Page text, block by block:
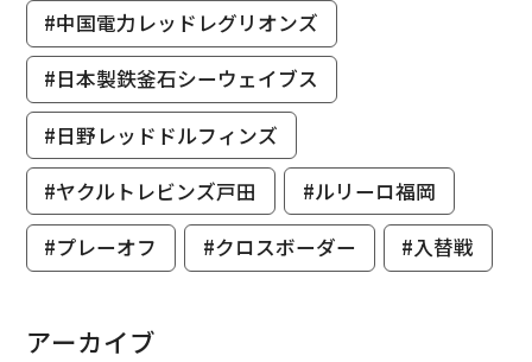
#中国電力レッドレグリオンズ
#日本製鉄釜石シーウェイブス
#日野レッドドルフィンズ
#ヤクルトレビンズ戸田
#ルリーロ福岡
#プレーオフ
#クロスボーダー #入替戦
アーカイブ